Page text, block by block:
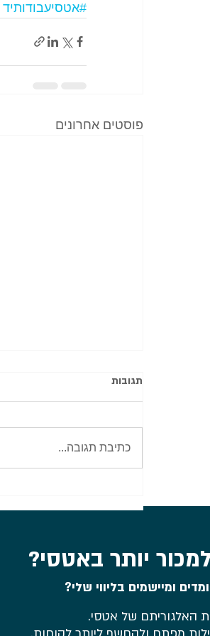
יותר באטסי?
ומיישמים בליווי שלי?
#אטסיעבודותיד
פוסטים אחרונים
תגובות
כתיבת תגובה...